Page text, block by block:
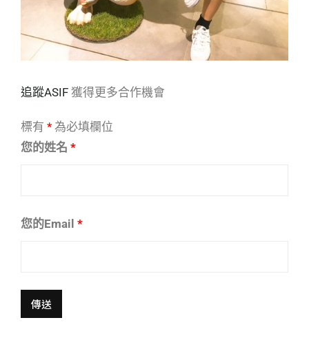
追蹤ASIF 獲得更多合作機會
標有 * 為必填欄位
您的姓名 *
您的Email *